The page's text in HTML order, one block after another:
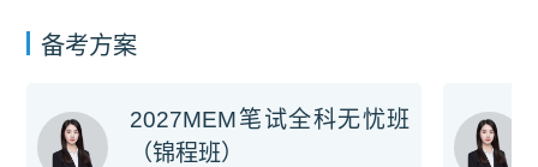
备考方案
2027MEM笔试全科无忧班
（锦程班）